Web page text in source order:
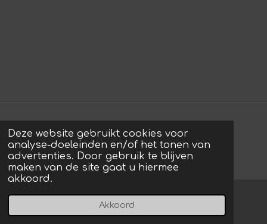
Deze website gebruikt cookies voor
analyse-doeleinden en/of het tonen van
advertenties. Door gebruik te blijven
maken van de site gaat u hiermee
akkoord.
Akkoord
© 2022 - 2026 photos by Arie
Powered byJouwWeb